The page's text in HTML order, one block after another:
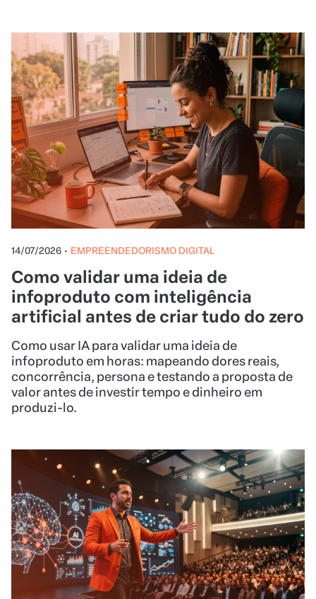
14/07/2026 • EMPREENDEDORISMO DIGITAL
Como validar uma ideia de
infoproduto com inteligência
artificial antes de criar tudo do zero
Como usar IA para validar uma ideia de
infoproduto em horas: mapeando dores reais,
concorrência, persona e testando a proposta de
valor antes de investir tempo e dinheiro em
produzi-lo.